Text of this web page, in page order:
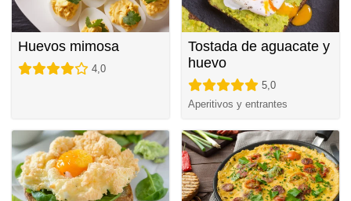
Huevos mimosa
4,0
Tostada de aguacate y
huevo
5,0
Aperitivos y entrantes